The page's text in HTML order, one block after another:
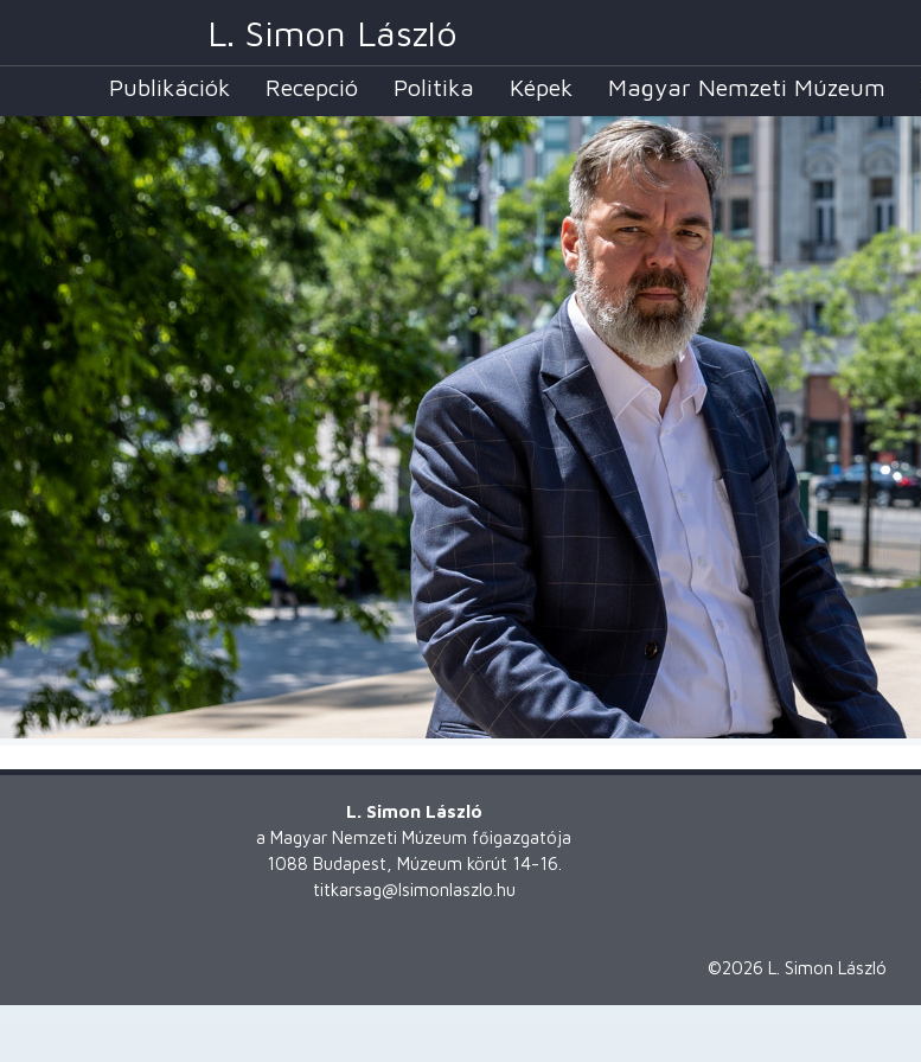
L. Simon László
Publikációk Recepció Politika Képek Magyar Nemzeti Múzeum
L. Simon László
a Magyar Nemzeti Múzeum főigazgatója
1088 Budapest, Múzeum körút 14-16.
titkarsag@lsimonlaszlo.hu
©2026 L. Simon László